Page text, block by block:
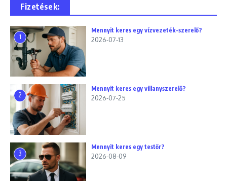
Fizetések:
1
Mennyit keres egy vízvezeték-szerelő?
2026-07-13
2
Mennyit keres egy villanyszerelő?
2026-07-25
3
Mennyit keres egy testőr?
2026-08-09